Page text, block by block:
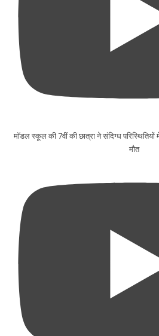
मॉडल स्कूल की 7वीं की छात्रा ने संदिग्ध
मौत